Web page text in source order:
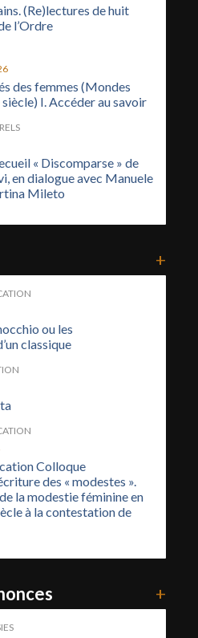
(Re)lectures de huit
l’Ordre
des femmes (Mondes
I. Accéder au savoir
« Discomparse » de
en dialogue avec Manuele
Mileto
+
ou les
classique
Colloque
des « modestes ».
la modestie féminine en
à la contestation de
+